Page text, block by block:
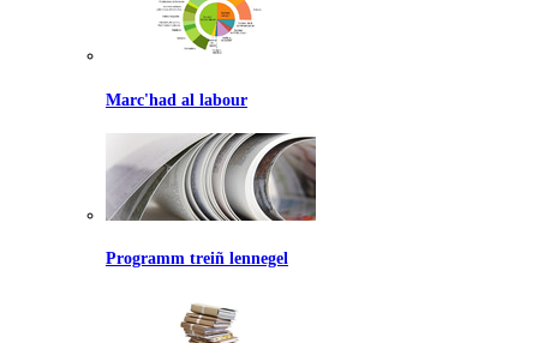
Marc'had al labour
Programm treiñ lennegel